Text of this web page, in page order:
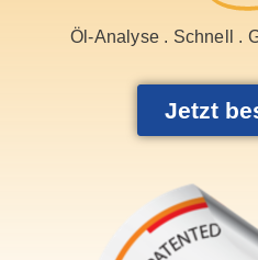
Öl-Analyse . Schnell .
Jetzt